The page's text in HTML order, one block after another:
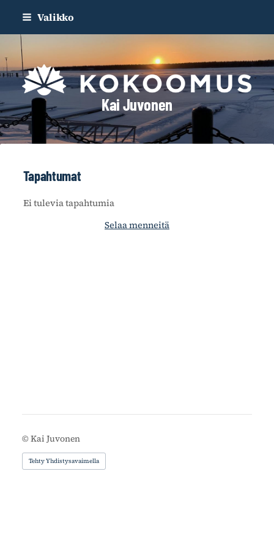
Siirry
sisältöön
Valikko
Kai Juvonen
Tapahtumat
Ei tulevia tapahtumia
Selaa menneitä
© Kai Juvonen
Tehty Yhdistysavaimella